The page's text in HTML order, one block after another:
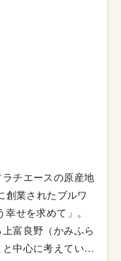
チエースの原産地
創業されたブルワ
せを求めて」。
富良野（かみふら
中心に考えている